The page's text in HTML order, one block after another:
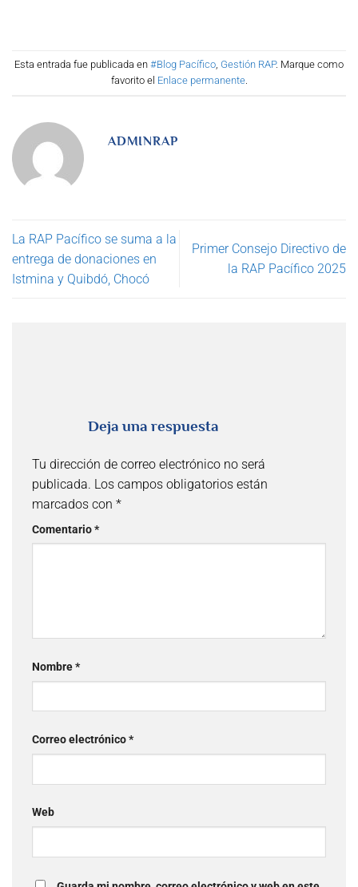
Esta entrada fue publicada en #Blog Pacífico Gestión RAP. Marque como
favorito el Enlace permanente.
ADMINRAP
La RAP Pacífico se suma a la
entrega de donaciones en
Istmina y Quibdó, Chocó
Primer Consejo Directivo de
la RAP Pacífico 2025
Deja una respuesta
Tu dirección de correo electrónico no será
publicada. Los campos obligatorios están
marcados con *
Comentario*
Nombre*
Correo electrónico*
Web